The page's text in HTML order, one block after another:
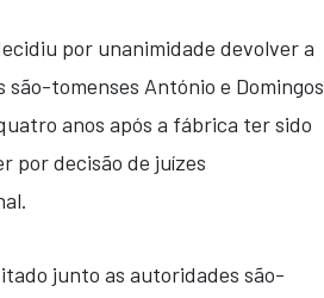
por unanimidade devolver a
tomenses António e Domingos
anos após a fábrica ter sido
por decisão de juízes
junto as autoridades são-